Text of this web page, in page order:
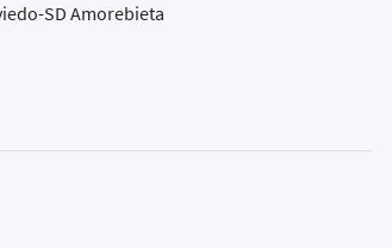
SD Amorebieta